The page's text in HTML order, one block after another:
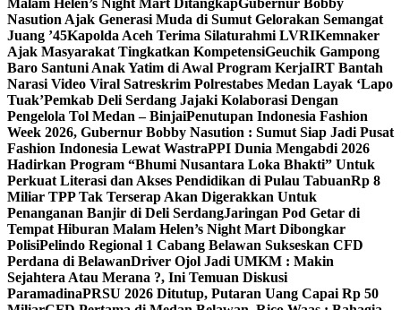
Malam Helen’s Night Mart DitangkapGubernur Bobby
Nasution Ajak Generasi Muda di Sumut Gelorakan Semangat
Juang ’45Kapolda Aceh Terima Silaturahmi LVRIKemnaker
Ajak Masyarakat Tingkatkan KompetensiGeuchik Gampong
Baro Santuni Anak Yatim di Awal Program KerjaIRT Bantah
Narasi Video Viral Satreskrim Polrestabes Medan Layak ‘Lapo
Tuak’Pemkab Deli Serdang Jajaki Kolaborasi Dengan
Pengelola Tol Medan – BinjaiPenutupan Indonesia Fashion
Week 2026, Gubernur Bobby Nasution : Sumut Siap Jadi Pusat
Fashion Indonesia Lewat WastraPPI Dunia Mengabdi 2026
Hadirkan Program “Bhumi Nusantara Loka Bhakti” Untuk
Perkuat Literasi dan Akses Pendidikan di Pulau TabuanRp 8
Miliar TPP Tak Terserap Akan Digerakkan Untuk
Penanganan Banjir di Deli SerdangJaringan Pod Getar di
Tempat Hiburan Malam Helen’s Night Mart Dibongkar
PolisiPelindo Regional 1 Cabang Belawan Sukseskan CFD
Perdana di BelawanDriver Ojol Jadi UMKM : Makin
Sejahtera Atau Merana ?, Ini Temuan Diskusi
ParamadinaPRSU 2026 Ditutup, Putaran Uang Capai Rp 50